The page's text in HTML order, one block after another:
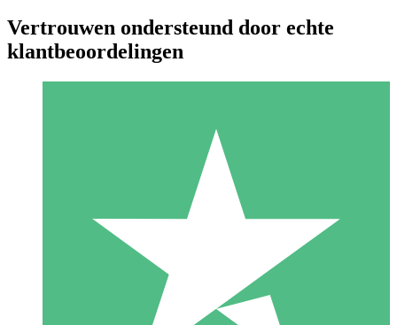
Individuele Creditpakketten
Betaal per gebruik met downloadtegoeden. Geen maandelijkse
1000
Vertrouwen ondersteund door echte
klantbeoordelingen